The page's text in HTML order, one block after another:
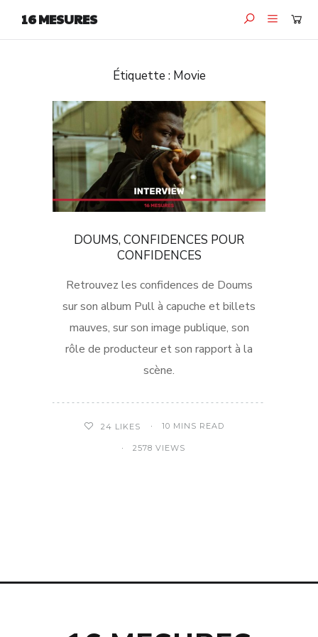
16 MESURES
Étiquette : Movie
DOUMS, CONFIDENCES POUR
CONFIDENCES
Retrouvez les confidences de Doums
sur son album Pull à capuche et billets
mauves, sur son image publique, son
rôle de producteur et son rapport à la
scène.
24 LIKES 10 MINS READ
2578 VIEWS